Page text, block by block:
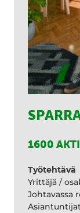
1600
Työtehtävä
Yrittäjä /
Johtavassa